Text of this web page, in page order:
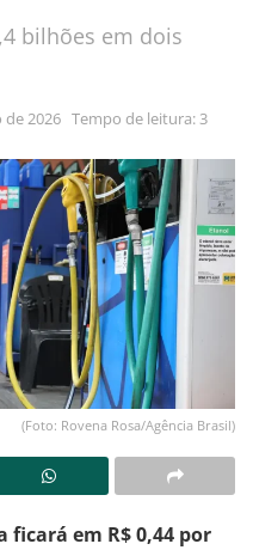
bilhões em dois
de 2026 Tempo de leitura: 3
(Foto: Rovena Rosa/Agência Brasil)
ficará em R$ 0,44 por